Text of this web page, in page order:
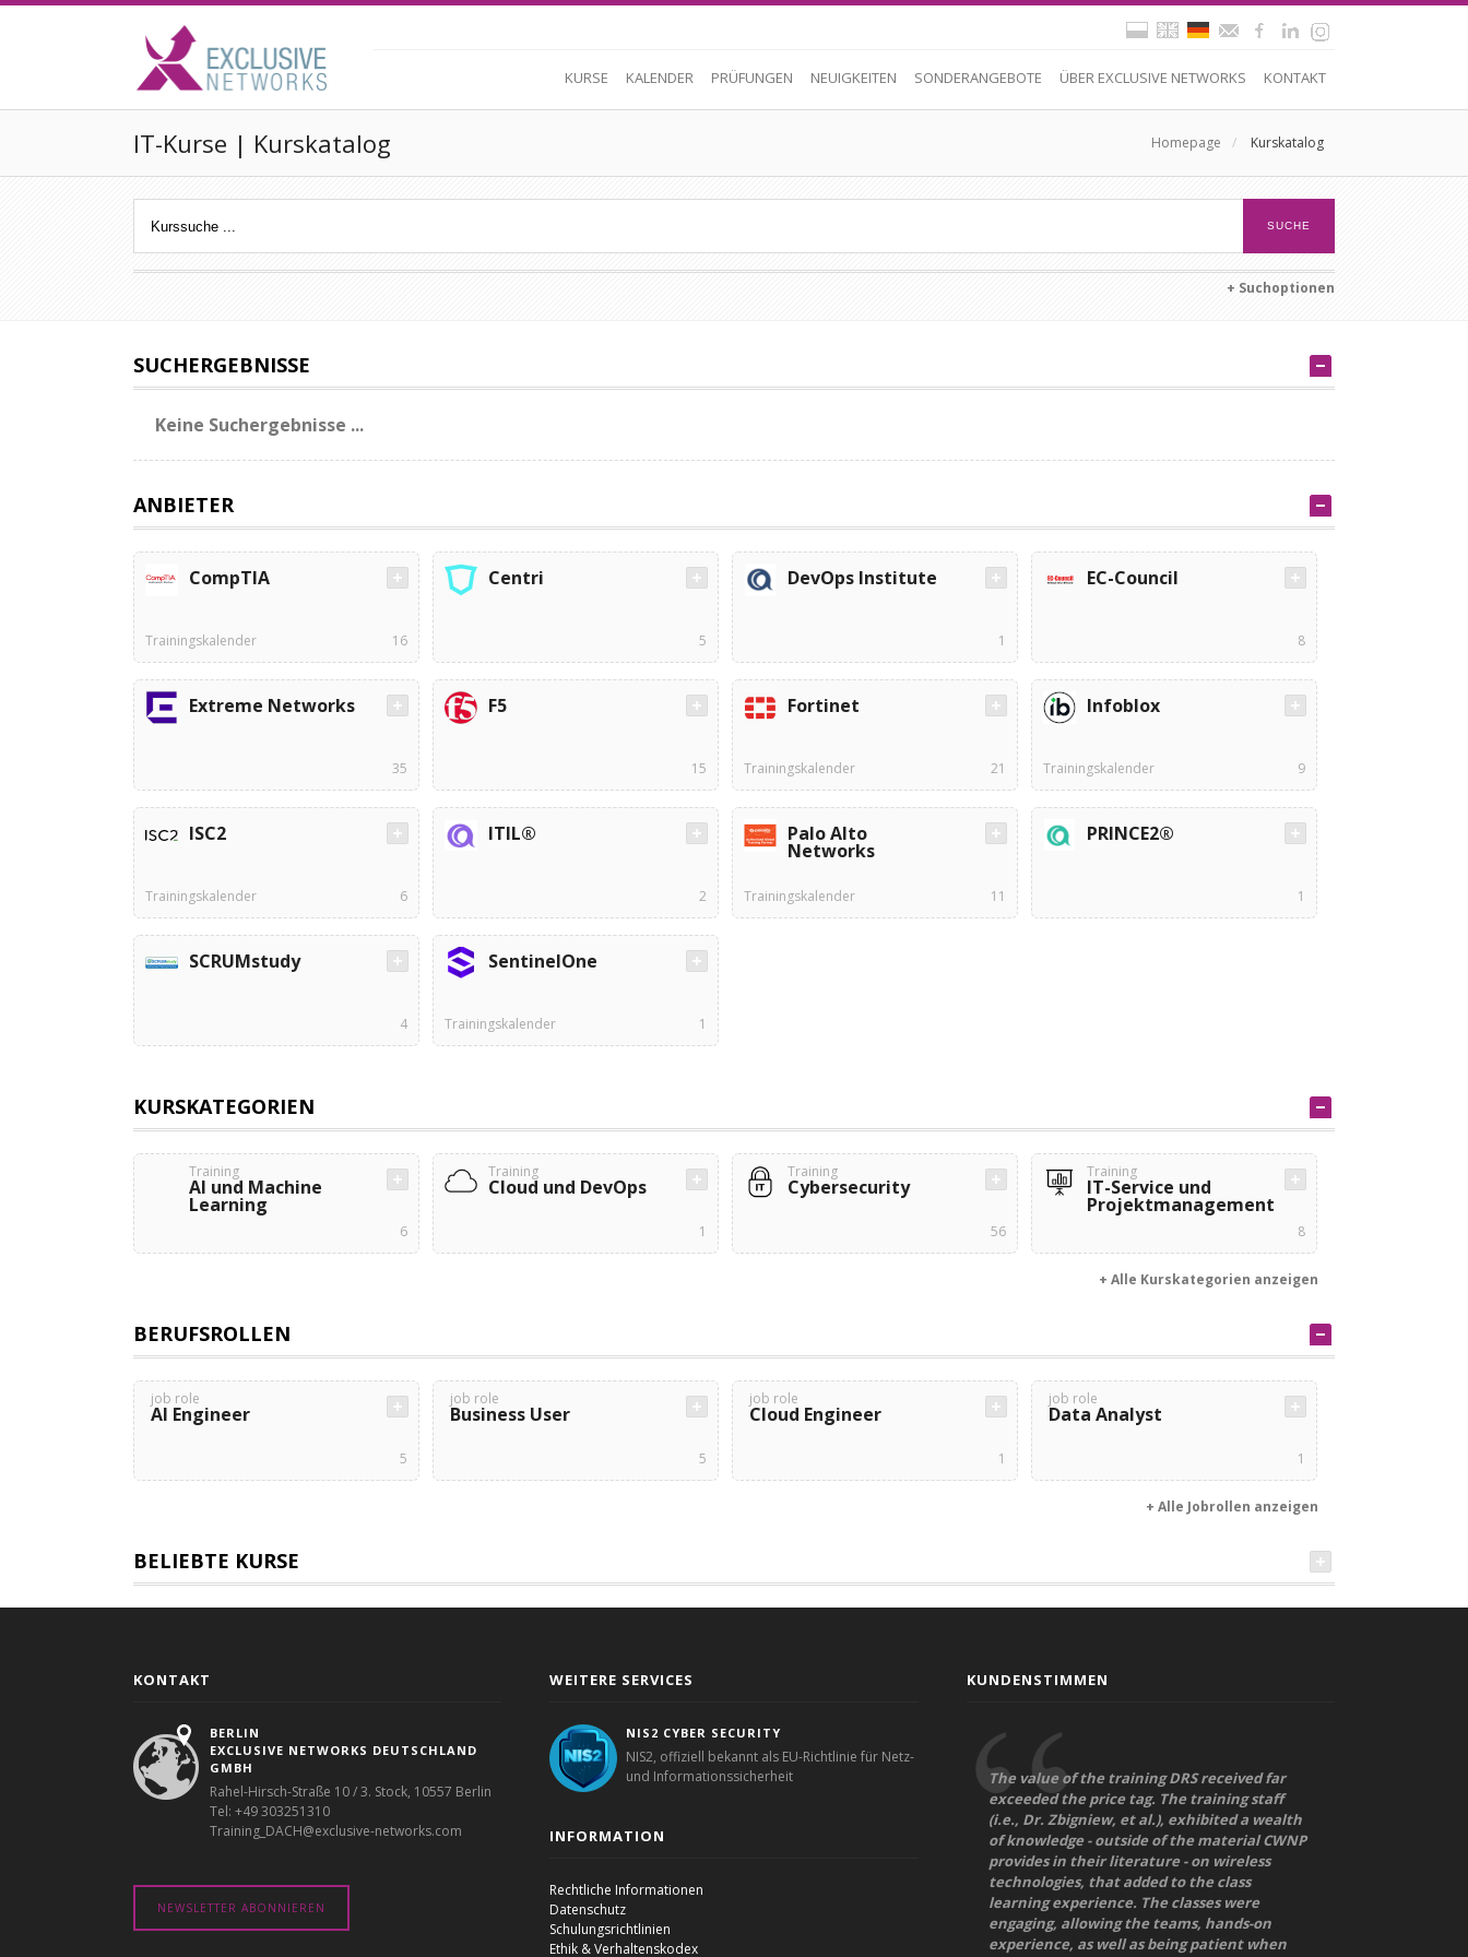
KURSE KALENDER PRÜFUNGEN NEUIGKEITEN SONDERANGEBOTE ÜBER EXCLUSIVE NETWORKS KONTAKT
IT-Kurse | Kurskatalog Homepage / Kurskatalog
+ Suchoptionen
SUCHERGEBNISSE
Keine Suchergebnisse ...
ANBIETER
CompTIA
Trainingskalender 16
Centri
5
DevOps Institute
1
EC-Council
8
Extreme Networks
35
F5
15
Fortinet
Trainingskalender 21
Infoblox
Trainingskalender 9
ISC2
Trainingskalender 6
ITIL®
2
Palo Alto
Networks
Trainingskalender 11
PRINCE2®
1
SCRUMstudy
4
SentinelOne
Trainingskalender 1
KURSKATEGORIEN
Training
AI und Machine
Learning
6
Training
Cloud und DevOps
1
Training
Cybersecurity
56
Training
IT-Service und
Projektmanagement
8
+ Alle Kurskategorien anzeigen
BERUFSROLLEN
job role
AI Engineer
5
job role
Business User
5
job role
Cloud Engineer
1
job role
Data Analyst
1
+ Alle Jobrollen anzeigen
BELIEBTE KURSE
KONTAKT
BERLIN
EXCLUSIVE NETWORKS DEUTSCHLAND
GMBH
Rahel-Hirsch-Straße 10 / 3. Stock, 10557 Berlin
Tel: +49 303251310
Training_DACH@exclusive-networks.com
NEWSLETTER ABONNIEREN
WEITERE SERVICES
NIS2 CYBER SECURITY
NIS2, offiziell bekannt als EU-Richtlinie für Netz-
und Informationssicherheit
INFORMATION
Rechtliche Informationen
Datenschutz
Schulungsrichtlinien
Ethik & Verhaltenskodex
KUNDENSTIMMEN
The value of the training DRS received far
exceeded the price tag. The training staff
(i.e., Dr. Zbigniew, et al.), exhibited a wealth
of knowledge - outside of the material CWNP
provides in their literature - on wireless
technologies, that added to the class
learning experience. The classes were
engaging, allowing the teams, hands-on
experience, as well as being patient when